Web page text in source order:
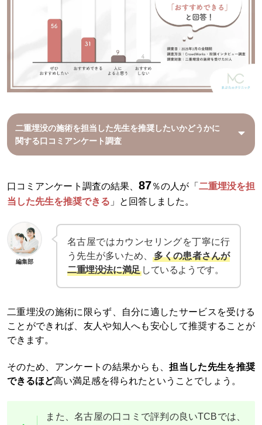
二重埋没の施術を担当した先生を推奨したいかどうかに
関する口コミアンケート調査
口コミアンケート調査の結果、87％の人が「 二重埋没を担
当した先生を推奨できる 」と回答しました。
編集部
名古屋ではカウンセリングを丁寧に行
う先生が多いため、多くの患者さんが
二重埋没法に満足しているようです。
二重埋没の施術に限らず、自分に適したサービスを受ける
ことができれば、友人や知人へも安心して推奨することが
できます。
そのため、アンケートの結果からも、担当した先生を推奨
できるほど高い満足感を得られたということでしょう。
また、名古屋の口コミで評判の良いTCBでは、